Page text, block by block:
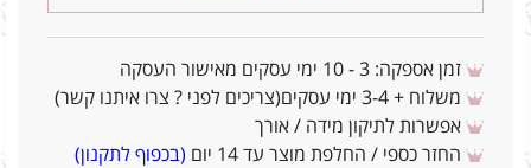
זמן אספקה: 3 - 10 ימי עסקים מאישור העסקה
משלוח + 3-4 ימי עסקים(צריכים לפני ? צרו איתנו קשר)
אפשרות לתיקון מידה / אורך
החזר כספי / החלפת מוצר עד 14 יום
(בכפוף לתקנון)